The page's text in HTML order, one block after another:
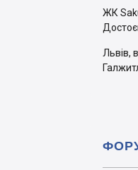
ЖК
Львів,